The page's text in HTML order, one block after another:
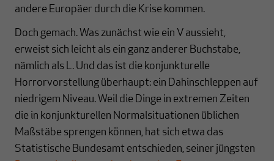
andere Europäer durch die Krise kommen.
Doch gemach. Was zunächst wie ein V aussieht,
erweist sich leicht als ein ganz anderer Buchstabe,
nämlich als L. Und das ist die konjunkturelle
Horrorvorstellung überhaupt: ein Dahinschleppen auf
niedrigem Niveau. Weil die Dinge in extremen Zeiten
die in konjunkturellen Normalsituationen üblichen
Maßstäbe sprengen können, hat sich etwa das
Statistische Bundesamt entschieden, seiner jüngsten